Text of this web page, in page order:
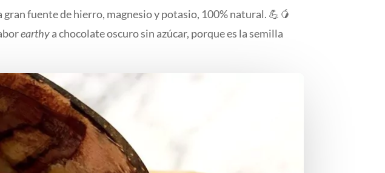
gran fuente de hierro, magnesio y potasio, 100% natural. 💪🥭
earthya chocolate oscuro sin azúcar, porque es la semilla